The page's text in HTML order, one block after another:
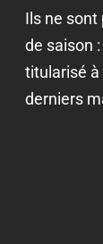
Ils ne sont
de saison
titularisé à
derniers